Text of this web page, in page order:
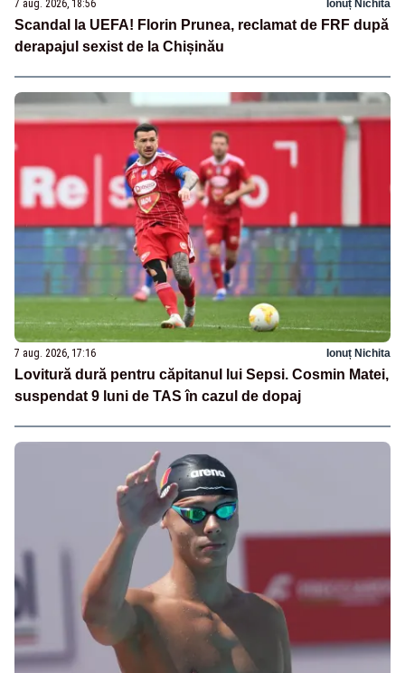
7 aug. 2026, 18:56 Ionuț Nichita
Scandal la UEFA! Florin Prunea, reclamat de FRF după
derapajul sexist de la Chișinău
7 aug. 2026, 17:16 Ionuț Nichita
Lovitură dură pentru căpitanul lui Sepsi. Cosmin Matei,
suspendat 9 luni de TAS în cazul de dopaj